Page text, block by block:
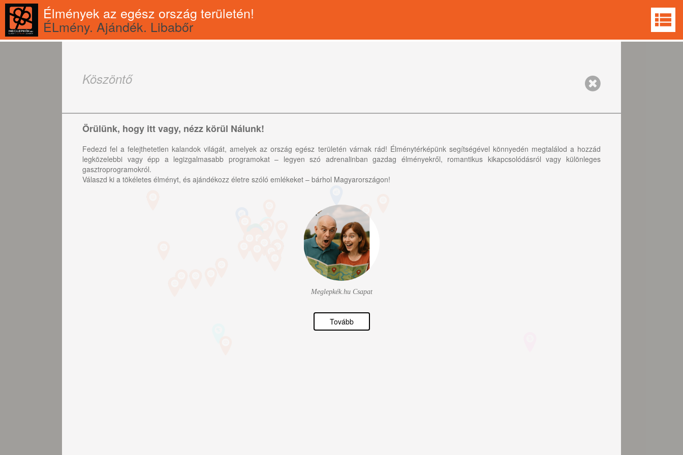
Élmények az egész ország területén!
ÉLmény. Ajándék. Libabőr
Köszöntő
Örülünk, hogy itt vagy, nézz körül Nálunk!
Fedezd fel a felejthetetlen kalandok világát, amelyek az ország egész területén várnak rád! Élménytérképünk segítségével könnyedén megtalálod a hozzád
legközelebbi vagy épp a legizgalmasabb programokat – legyen szó adrenalinban gazdag élményekről, romantikus kikapcsolódásról vagy különleges
gasztroprogramokról.
Válaszd ki a tökéletes élményt, és ajándékozz életre szóló emlékeket – bárhol Magyarországon!
Meglepkék.hu Csapat
Tovább